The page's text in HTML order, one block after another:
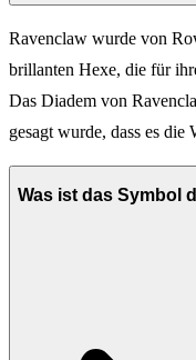
Ravenclaw wurde von
brillanten Hexe, die für
Das Diadem von
gesagt wurde, dass es die
Was ist das Symbol